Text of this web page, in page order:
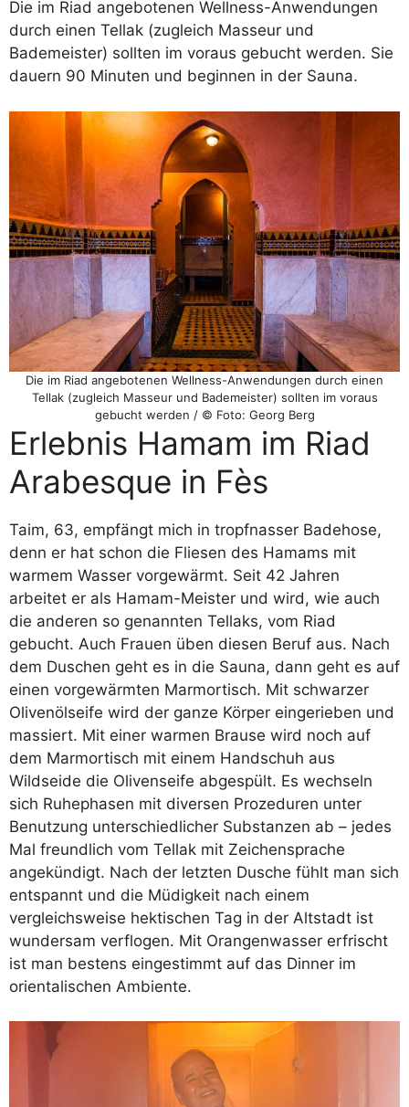
Die im Riad angebotenen Wellness-Anwendungen
durch einen Tellak (zugleich Masseur und
Bademeister) sollten im voraus gebucht werden. Sie
dauern 90 Minuten und beginnen in der Sauna.
Die im Riad angebotenen Wellness-Anwendungen durch einen
Tellak (zugleich Masseur und Bademeister) sollten im voraus
gebucht werden / © Foto: Georg Berg
Erlebnis Hamam im Riad
Arabesque in Fès
Taim, 63, empfängt mich in tropfnasser Badehose,
denn er hat schon die Fliesen des Hamams mit
warmem Wasser vorgewärmt. Seit 42 Jahren
arbeitet er als Hamam-Meister und wird, wie auch
die anderen so genannten Tellaks, vom Riad
gebucht. Auch Frauen üben diesen Beruf aus. Nach
dem Duschen geht es in die Sauna, dann geht es auf
einen vorgewärmten Marmortisch. Mit schwarzer
Olivenölseife wird der ganze Körper eingerieben und
massiert. Mit einer warmen Brause wird noch auf
dem Marmortisch mit einem Handschuh aus
Wildseide die Olivenseife abgespült. Es wechseln
sich Ruhephasen mit diversen Prozeduren unter
Benutzung unterschiedlicher Substanzen ab – jedes
Mal freundlich vom Tellak mit Zeichensprache
angekündigt. Nach der letzten Dusche fühlt man sich
entspannt und die Müdigkeit nach einem
vergleichsweise hektischen Tag in der Altstadt ist
wundersam verflogen. Mit Orangenwasser erfrischt
ist man bestens eingestimmt auf das Dinner im
orientalischen Ambiente.